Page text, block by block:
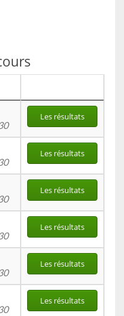
Les résultats
Les résultats
Les résultats
Les résultats
Les résultats
Les résultats